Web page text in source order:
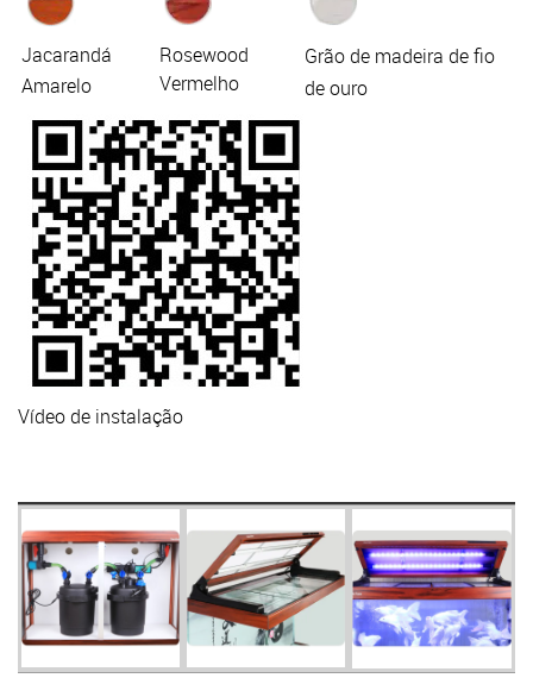
Jacarandá
Amarelo
Rosewood
Vermelho
Grão de madeira de fio
de ouro
Vídeo de instalação